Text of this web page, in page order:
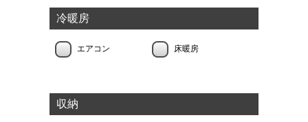
冷暖房
エアコン 床暖房
収納